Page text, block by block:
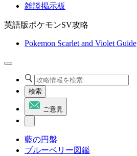
雑談掲示板
英語版ポケモンSV攻略
Pokemon Scarlet and Violet Guide
検索
ご意見
藍の円盤
ブルーベリー図鑑